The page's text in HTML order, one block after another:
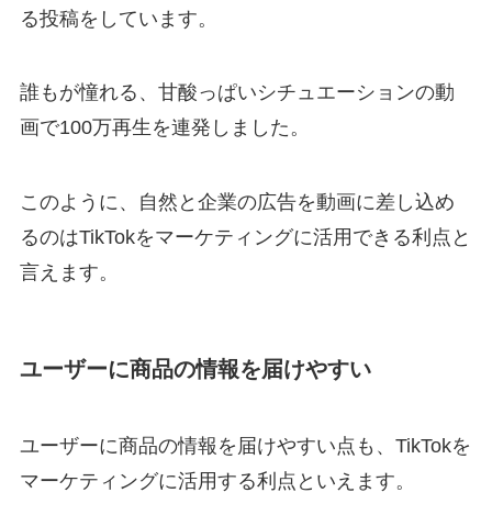
る投稿をしています。
誰もが憧れる、甘酸っぱいシチュエーションの動
画で100万再生を連発しました。
このように、自然と企業の広告を動画に差し込め
るのはTikTokをマーケティングに活用できる利点と
言えます。
ユーザーに商品の情報を届けやすい
ユーザーに商品の情報を届けやすい点も、TikTokを
マーケティングに活用する利点といえます。